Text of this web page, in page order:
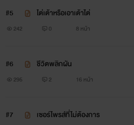
#5 ไต่เต้าหรือเอาเต้าไต่
242 0 8 หน้า
#6 ชีวิตพลิกผัน
295 2 16 หน้า
#7 เซอร์ไพรส์ที่ไม่ต้องการ